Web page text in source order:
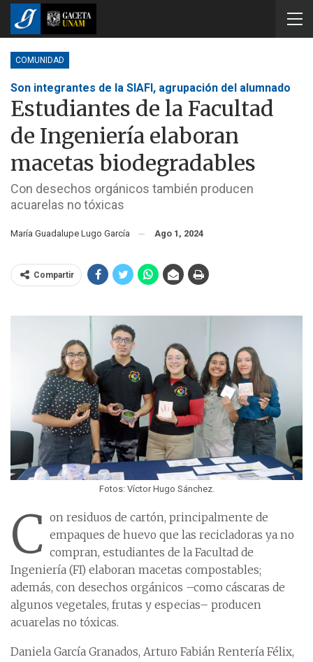
COMUNIDAD
Son integrantes de la SIAFI, agrupación del alumnado
Estudiantes de la Facultad
de Ingeniería elaboran
macetas biodegradables
Con desechos orgánicos también producen
acuarelas no tóxicas
María Guadalupe Lugo García Ago 1, 2024
Compartir
Fotos: Víctor Hugo Sánchez.
C on residuos de cartón, principalmente de
empaques de huevo que las recicladoras ya no
compran, estudiantes de la Facultad de
Ingeniería (FI) elaboran macetas compostables;
además, con desechos orgánicos –como cáscaras de
algunos vegetales, frutas y especias– producen
acuarelas no tóxicas.
Daniela García Granados, Arturo Fabián Rentería Félix,